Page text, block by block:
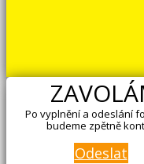
Po vyplnění a odeslání
budeme zpětně
Odeslat